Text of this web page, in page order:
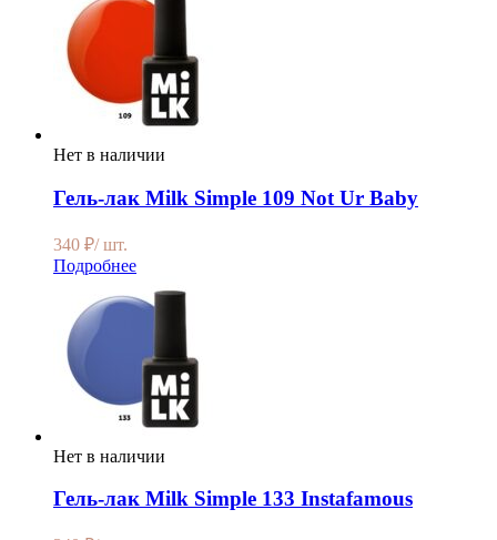
Нет в наличии
Гель-лак Milk Simple 109 Not Ur Baby
340 ₽/ шт.
Подробнее
Нет в наличии
Гель-лак Milk Simple 133 Instafamous